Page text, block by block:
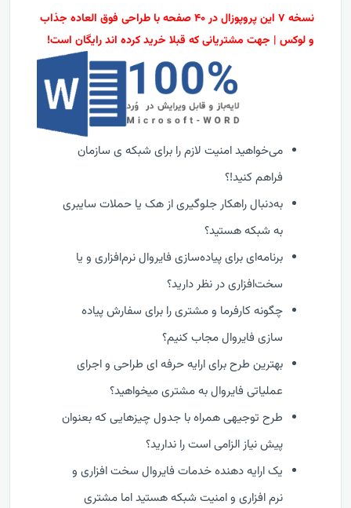
نسخه ۷ این پروپوزال در ۴۰ صفحه با طراحی فوق العاده جذاب
و لوکس | جهت مشتریانی که قبلا خرید کرده اند رایگان است!
می‌خواهید امنیت لازم را برای شبکه ی سازمان
فراهم کنید!؟
به‌دنبال راهکار جلوگیری از هک یا حملات سایبری
به شبکه هستید؟
برنامه‌ای برای پیاده‌سازی فایروال نرم‌افزاری و یا
سخت‌افزاری در نظر دارید؟
چگونه کارفرما و مشتری را برای سفارش پیاده‌
سازی فایروال مجاب کنیم؟
بهترین طرح برای ارایه حرفه ای طراحی و اجرای
عملیاتی فایروال به مشتری میخواهید؟
طرح توجیهی همراه با جدول چیزهایی که بعنوان
پیش نیاز الزامی است را ندارید؟
یک ارایه دهنده خدمات فایروال سخت افزاری و
نرم افزاری و امنیت شبکه هستید اما مشتری